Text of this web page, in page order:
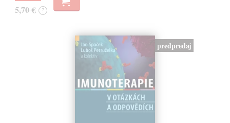
5,70 € ?
predpredaj